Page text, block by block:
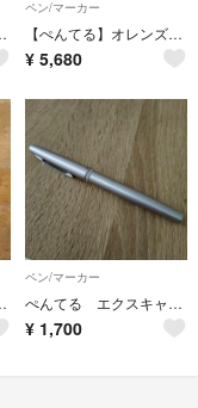
ボンブラック 0.3
ペン/マーカー
【ぺんてる】オレンズネロ 限定セット カーボンブラック 0.3 本体のみ
¥ 5,680
定 グリーン軸
ペン/マーカー
ぺんてる エクスキャリバー
¥ 1,700